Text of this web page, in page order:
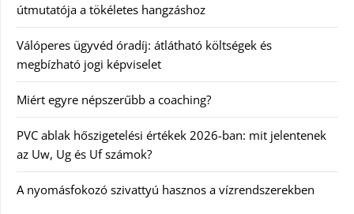
útmutatója a tökéletes hangzáshoz
Válóperes ügyvéd óradíj: átlátható költségek és
megbízható jogi képviselet
Miért egyre népszerűbb a coaching?
PVC ablak hőszigetelési értékek 2026-ban: mit jelentenek
az Uw, Ug és Uf számok?
A nyomásfokozó szivattyú hasznos a vízrendszerekben